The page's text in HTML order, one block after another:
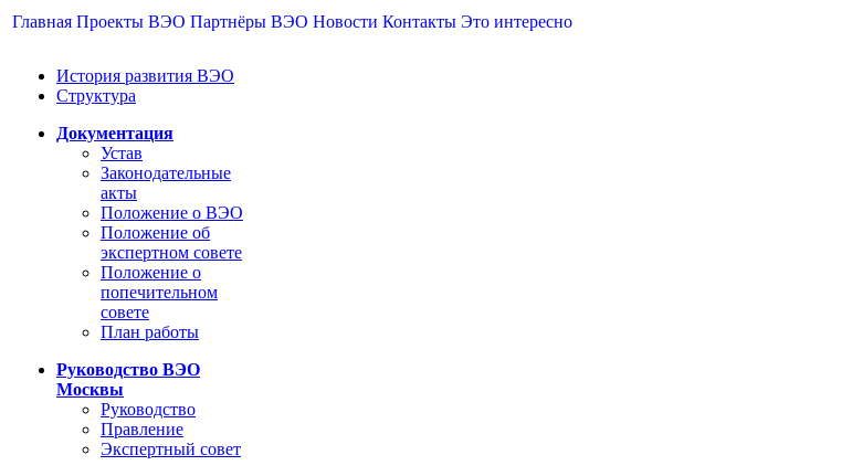
Главная Проекты ВЭО Партнёры ВЭО Новости Контакты Это интересно
История развития ВЭО
Структура
Документация
Устав
Законодательные
акты
Положение о ВЭО
Положение об
экспертном совете
Положение о
попечительном
совете
План работы
Руководство ВЭО
Москвы
Руководство
Правление
Экспертный совет